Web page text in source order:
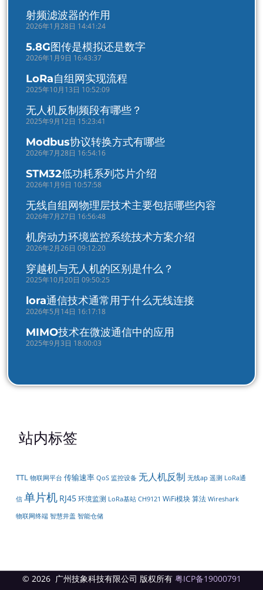
射频滤波器的作用
2026年1月28日 14:41:24
5.8G图传是模拟还是数字
2026年1月9日 16:43:37
LoRa自组网实现流程
2025年10月13日 10:52:09
无人机反制频段有哪些？
2025年9月12日 15:23:41
Modbus协议转换方式有哪些
2026年7月28日 16:54:16
STM32低功耗系列芯片介绍
2026年1月9日 10:57:58
无线自组网物理层技术主要包括哪些内容
2026年7月27日 16:56:48
机房动力环境监控系统技术方案介绍
2026年2月26日 09:12:20
穿越机与无人机的区别是什么？
2025年10月20日 09:50:25
lora通信技术通常用于什么无线连接
2026年5月14日 16:17:18
MIMO技术在微波通信中的应用
2025年9月3日 18:00:03
站内标签
TTL 物联网平台 传输速率 QoS 监控设备 无人机反制 无线ap 遥测 LoRa通
信 单片机 RJ45环境监测 LoRa基站 CH9121 WiFi模块算法 Wireshark
物联网终端 智慧井盖 智能仓储
© 2026 广州技象科技有限公司 版权所有 粤ICP备19000791